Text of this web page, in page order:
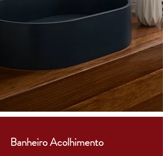
Banheiro Acolhimento